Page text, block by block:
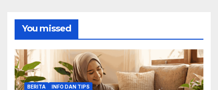
You missed
BERITA INFO DAN TIPS